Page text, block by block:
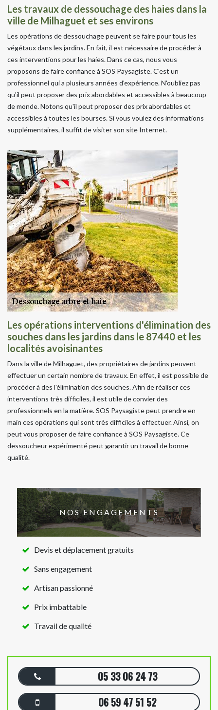
Les travaux de dessouchage des haies dans la
ville de Milhaguet et ses environs
Les opérations de dessouchage peuvent se faire pour tous les
végétaux dans les jardins. En fait, il est nécessaire de procéder à
ces interventions pour les haies. Dans ce cas, nous vous
proposons de faire confiance à SOS Paysagiste. C'est un
professionnel qui a plusieurs années d'expérience. N'oubliez pas
qu'il peut proposer des prix abordables et accessibles à beaucoup
de monde. Notons qu'il peut proposer des prix abordables et
accessibles à toutes les bourses. Si vous voulez des informations
supplémentaires, il suffit de visiter son site Internet.
Les opérations interventions d'élimination des
souches dans les jardins dans le 87440 et les
localités avoisinantes
Dans la ville de Milhaguet, des propriétaires de jardins peuvent
effectuer un certain nombre de travaux. En effet, il est possible de
procéder à des l'élimination des souches. Afin de réaliser ces
interventions très difficiles, il est utile de convier des
professionnels en la matière. SOS Paysagiste peut prendre en
main ces opérations qui sont très difficiles à effectuer. Ainsi, on
peut vous proposer de faire confiance à SOS Paysagiste. Ce
dessoucheur expérimenté peut garantir un travail de bonne
qualité.
NOS ENGAGEMENTS
Devis et déplacement gratuits
Sans engagement
Artisan passionné
Prix imbattable
Travail de qualité
05 33 06 24 73
06 59 47 51 52